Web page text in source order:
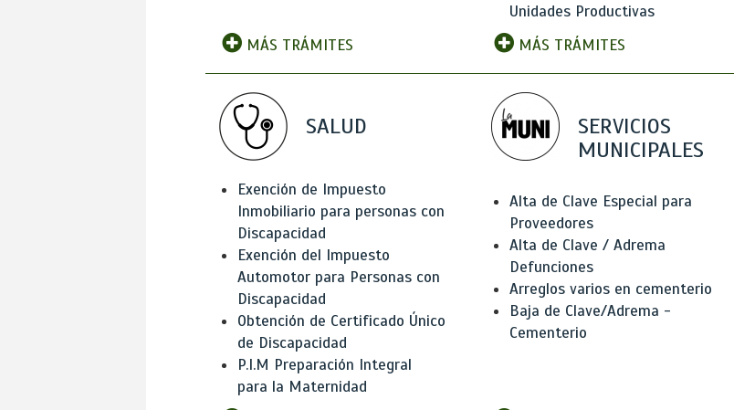
MÁS TRÁMITES
Unidades Productivas
MÁS TRÁMITES
SALUD
Exención de Impuesto
Inmobiliario para personas con
Discapacidad
Exención del Impuesto
Automotor para Personas con
Discapacidad
Obtención de Certificado Único
de Discapacidad
P.I.M Preparación Integral
para la Maternidad
SERVICIOS
MUNICIPALES
Alta de Clave Especial para
Proveedores
Alta de Clave / Adrema
Defunciones
Arreglos varios en cementerio
Baja de Clave/Adrema -
Cementerio